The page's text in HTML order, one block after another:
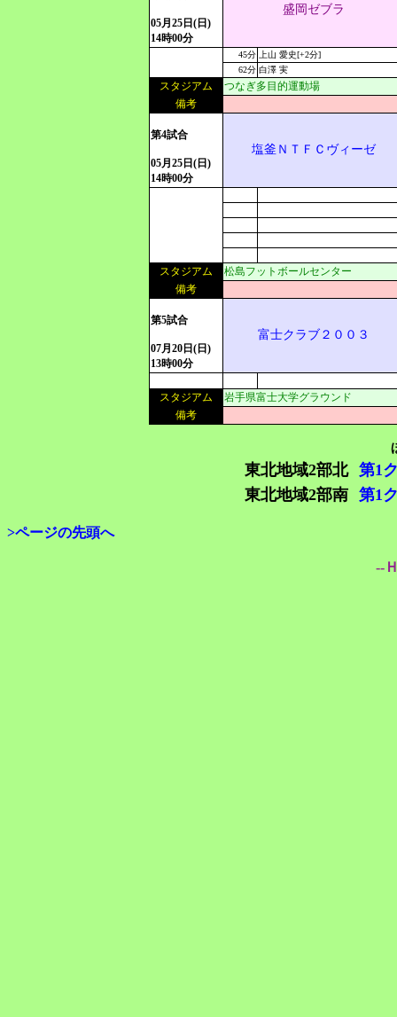
05月25日(日)
14時00分
盛岡ゼブラ
45分
上山 愛史[+2分]
62分 白澤 実
スタジアム
つなぎ多目的運動場
備考
第4試合
05月25日(日)
14時00分
塩釜ＮＴＦＣヴィーゼ
スタジアム
松島フットボールセンター
備考
第5試合
07月20日(日)
13時00分
富士クラブ２００３
スタジアム
岩手県富士大学グラウンド
備考
東北地域2部北
第1
東北地域2部南
第1
>ページの先頭へ
--